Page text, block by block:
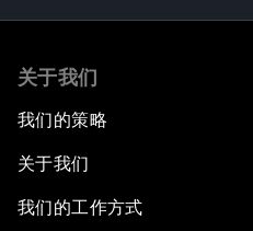
关于我们
我们的策略
关于我们
我们的工作方式